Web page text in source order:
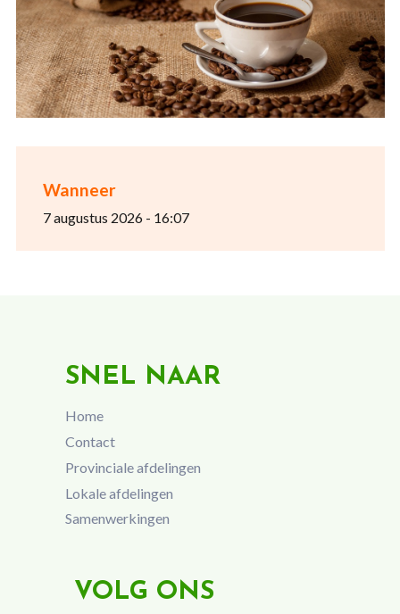
Wanneer
7 augustus 2026 - 16:07
SNEL NAAR
Home
Contact
Provinciale afdelingen
Lokale afdelingen
Samenwerkingen
VOLG ONS